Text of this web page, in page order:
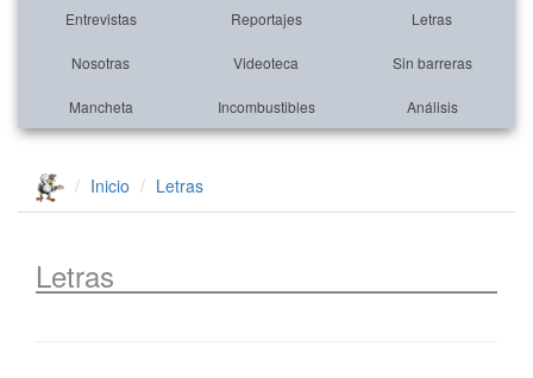
Entrevistas Reportajes Letras
Nosotras Videoteca Sin barreras
Mancheta Incombustibles Análisis
Inicio Letras
Letras